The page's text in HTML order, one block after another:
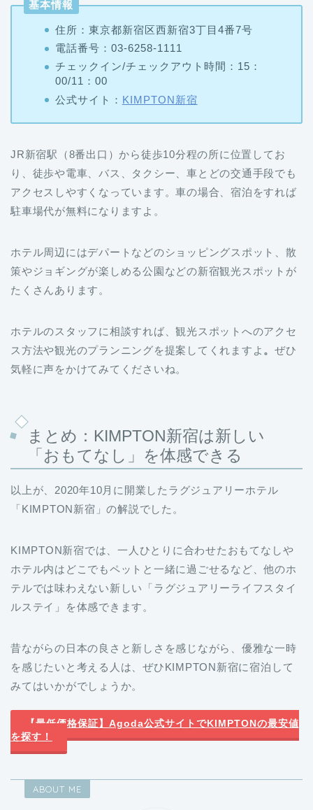
基本情報
住所：東京都新宿区西新宿3丁目4番7号
電話番号：03-6258-1111
チェックイン/チェックアウト時間：15：
00/11：00
公式サイト： KIMPTON新宿
JR新宿駅（8番出口）から徒歩10分程の所に位置してお
り、徒歩や電車、バス、タクシー、車とどの交通手段でも
アクセスしやすくなっています。車の場合、宿泊をすれば
駐車場代が無料になりますよ。
ホテル周辺にはデパートなどのショッピングスポット、散
策やジョギングが楽しめる公園などの新宿観光スポットが
たくさんあります。
ホテルのスタッフに相談すれば、観光スポットへのアクセ
ス方法や観光のプランニングを提案してくれますよ 。ぜひ
気軽に声をかけてみてくださいね。
まとめ：KIMPTON新宿は新しい
「おもてなし」を体感できる
以上が、2020年10月に開業したラグジュアリーホテル
「KIMPTON新宿」の解説でした。
KIMPTON新宿では、一人ひとりに合わせたおもてなしや
ホテル内はどこでもペットと一緒に過ごせるなど、他のホ
テルでは味わえない新しい「ラグジュアリーライフスタイ
ルステイ」を体感できます。
昔ながらの日本の良さと新しさを感じながら、優雅な一時
を感じたいと考える人は、ぜひKIMPTON新宿に宿泊して
みてはいかがでしょうか。
【最低価格保証】Agoda公式サイトでKIMPTONの最安値
を探す！
ABOUT ME